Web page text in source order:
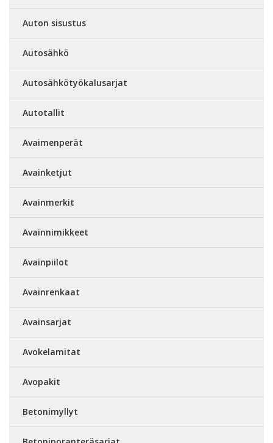
Auton sisustus
Autosähkö
Autosähkötyökalusarjat
Autotallit
Avaimenperät
Avainketjut
Avainmerkit
Avainnimikkeet
Avainpiilot
Avainrenkaat
Avainsarjat
Avokelamitat
Avopakit
Betonimyllyt